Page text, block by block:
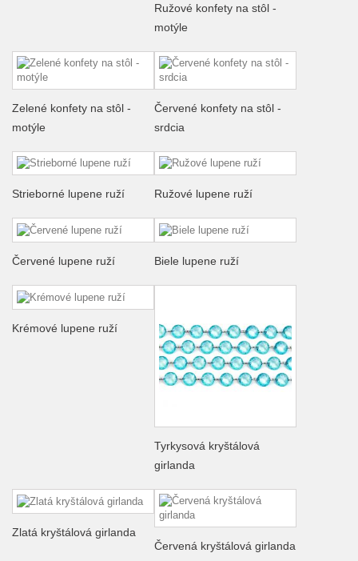
Ružové konfety na stôl -
motýle
Zelené konfety na stôl -
motýle
Červené konfety na stôl -
srdcia
Strieborné lupene ruží Ružové lupene ruží
Červené lupene ruží Biele lupene ruží
Krémové lupene ruží
Tyrkysová kryštálová
girlanda
Zlatá kryštálová girlanda
Červená kryštálová girlanda